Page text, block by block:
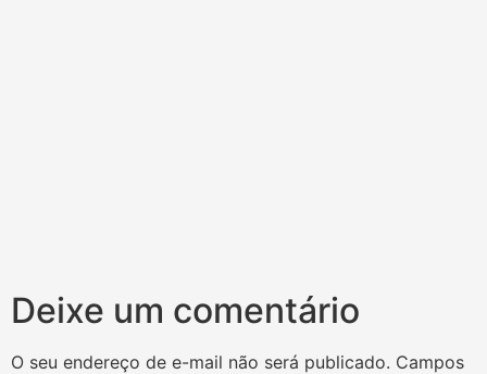
Deixe um comentário
O seu endereço de e-mail não será publicado. Campos